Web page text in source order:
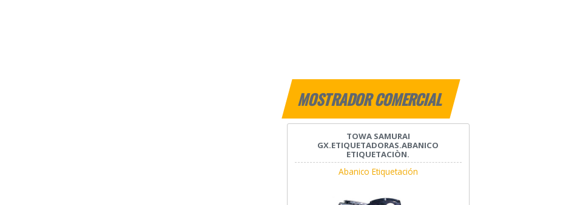
MOSTRADOR COMERCIAL
TOWA SAMURAI
GX.ETIQUETADORAS.ABANICO
ETIQUETACIÒN.
Abanico Etiquetación